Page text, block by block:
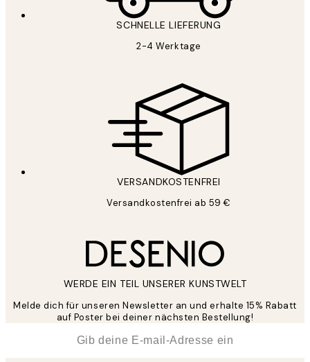
SCHNELLE LIEFERUNG
2-4 Werktage
VERSANDKOSTENFREI
Versandkostenfrei ab 59 €
WERDE EIN TEIL UNSERER KUNSTWELT
Melde dich für unseren Newsletter an und erhalte 15% Rabatt
auf Poster bei deiner nächsten Bestellung!